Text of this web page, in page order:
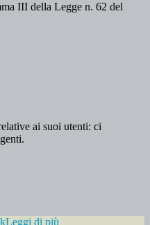
III della Legge n. 62 del
ai suoi utenti: ci
Leggi di più